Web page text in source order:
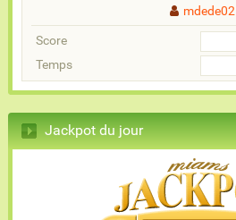
mdede02
Score
Temps
Jackpot du jour